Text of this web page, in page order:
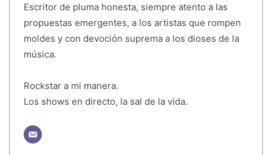
Escritor de pluma honesta, siempre atento a las
propuestas emergentes, a los artistas que rompen
moldes y con devoción suprema a los dioses de la
música.
Rockstar a mi manera.
Los shows en directo, la sal de la vida.